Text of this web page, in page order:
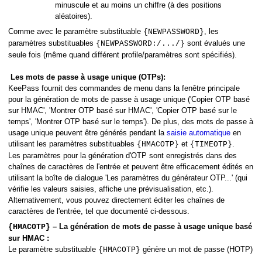
minuscule et au moins un chiffre (à des positions
aléatoires).
Comme avec le paramètre substituable {NEWPASSWORD}, les
paramètres substituables {NEWPASSWORD:/.../} sont évalués une
seule fois (même quand différent profile/paramètres sont spécifiés).
Les mots de passe à usage unique (OTPs):
KeePass fournit des commandes de menu dans la fenêtre principale
pour la génération de mots de passe à usage unique ('Copier OTP basé
sur HMAC', 'Montrer OTP basé sur HMAC', 'Copier OTP basé sur le
temps', 'Montrer OTP basé sur le temps'). De plus, des mots de passe à
usage unique peuvent être générés pendant la saisie automatique en
utilisant les paramètres substituables {HMACOTP} et {TIMEOTP}.
Les paramètres pour la génération d'OTP sont enregistrés dans des
chaînes de caractères de l'entrée et peuvent être efficacement édités en
utilisant la boîte de dialogue 'Les paramètres du générateur OTP...' (qui
vérifie les valeurs saisies, affiche une prévisualisation, etc.).
Alternativement, vous pouvez directement éditer les chaînes de
caractères de l'entrée, tel que documenté ci-dessous.
{HMACOTP} – La génération de mots de passe à usage unique basé
sur HMAC :
Le paramètre substituable {HMACOTP} génère un mot de passe (HOTP)